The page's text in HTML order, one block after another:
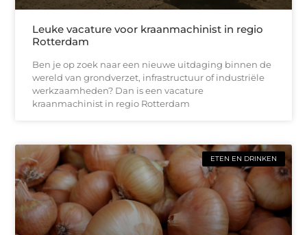
Leuke vacature voor kraanmachinist in regio
Rotterdam
Ben je op zoek naar een nieuwe uitdaging binnen de
wereld van grondverzet, infrastructuur of industriële
werkzaamheden? Dan is een vacature
kraanmachinist in regio Rotterdam
ETEN EN DRINKEN